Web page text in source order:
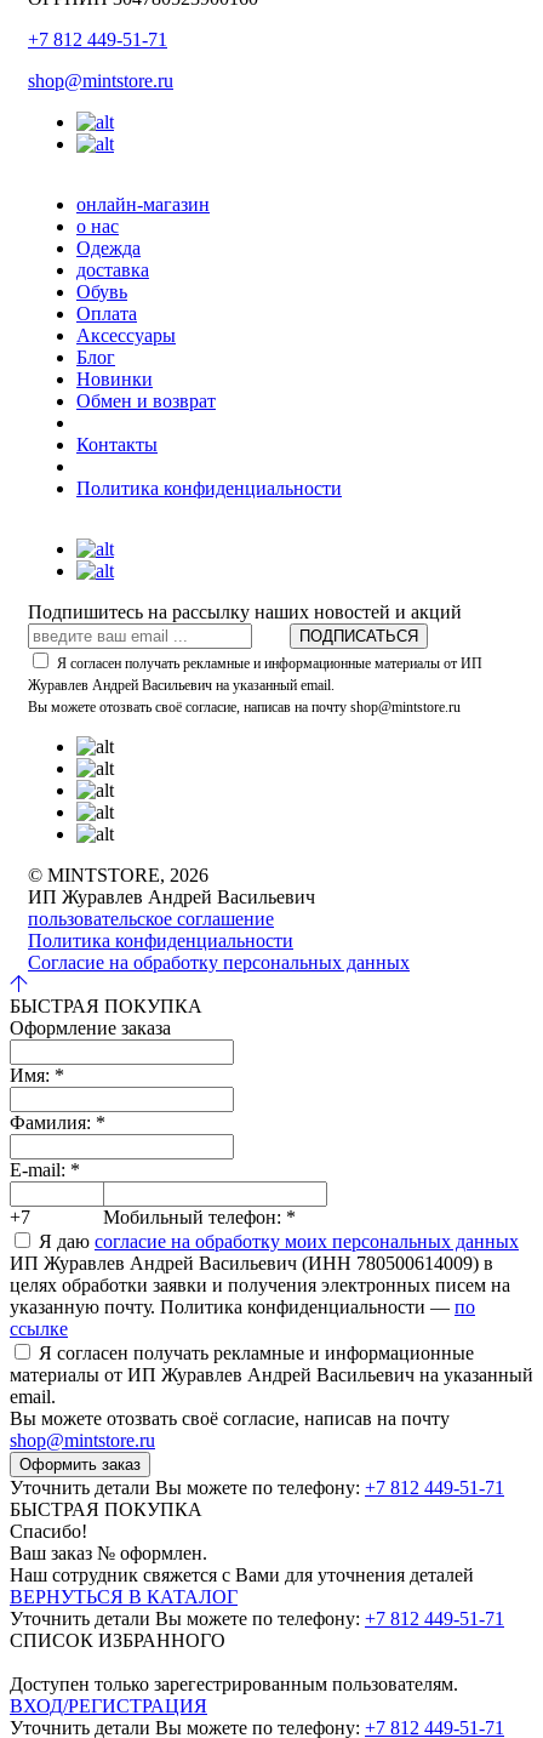
+7 812 449-51-71
shop@mintstore.ru
онлайн-магазин
о нас
Одежда
доставка
Обувь
Оплата
Аксессуары
Блог
Новинки
Обмен и возврат
Контакты
Политика конфиденциальности
Подпишитесь на рассылку наших новостей и акций
ПОДПИСАТЬСЯ
Я согласен получать рекламные и информационные материалы от ИП
Журавлев Андрей Васильевич на указанный email.
Вы можете отозвать своё согласие, написав на почту shop@mintstore.ru
© MINTSTORE, 2026
ИП Журавлев Андрей Васильевич
пользовательское соглашение
Политика конфиденциальности
Согласие на обработку персональных данных
БЫСТРАЯ ПОКУПКА
Оформление заказа
Имя: *
Фамилия: *
E-mail: *
+7 Мобильный телефон: *
Я даю согласие на обработку моих персональных данных
ИП Журавлев Андрей Васильевич (ИНН 780500614009) в
целях обработки заявки и получения электронных писем на
указанную почту. Политика конфиденциальности — по
ссылке
Я согласен получать рекламные и информационные
материалы от ИП Журавлев Андрей Васильевич на указанный
email.
Вы можете отозвать своё согласие, написав на почту
shop@mintstore.ru
Оформить заказ
Уточнить детали Вы можете по телефону: +7 812 449-51-71
БЫСТРАЯ ПОКУПКА
Спасибо!
Ваш заказ № оформлен.
Наш сотрудник свяжется с Вами для уточнения деталей
ВЕРНУТЬСЯ В КАТАЛОГ
Уточнить детали Вы можете по телефону: +7 812 449-51-71
СПИСОК ИЗБРАННОГО
Доступен только зарегестрированным пользователям.
ВХОД/РЕГИСТРАЦИЯ
Уточнить детали Вы можете по телефону: +7 812 449-51-71